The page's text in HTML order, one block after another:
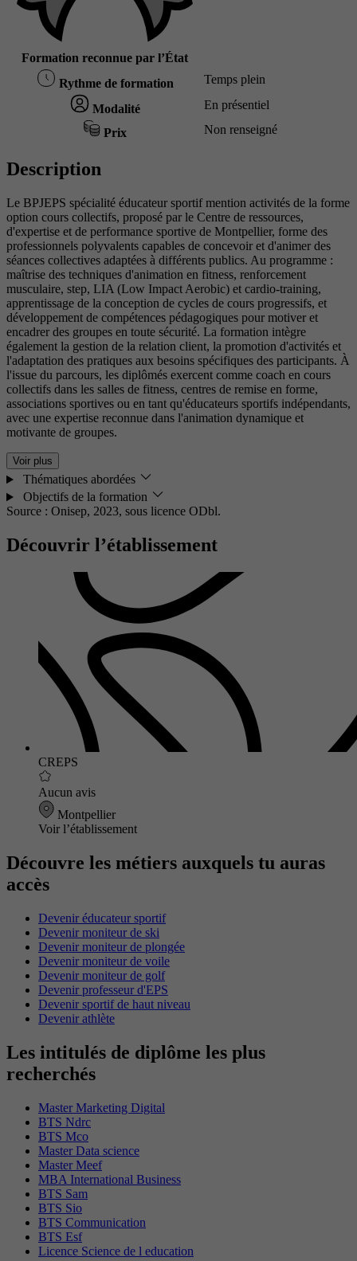
Formation reconnue par l’État
Rythme de formation Temps plein
Modalité En présentiel
Prix Non renseigné
Description
Le BPJEPS spécialité éducateur sportif mention activités de la forme
option cours collectifs, proposé par le Centre de ressources,
d'expertise et de performance sportive de Montpellier, forme des
professionnels polyvalents capables de concevoir et d'animer des
séances collectives adaptées à différents publics. Au programme :
maîtrise des techniques d'animation en fitness, renforcement
musculaire, step, LIA (Low Impact Aerobic) et cardio-training,
apprentissage de la conception de cycles de cours progressifs, et
développement de compétences pédagogiques pour motiver et
encadrer des groupes en toute sécurité. La formation intègre
également la gestion de la relation client, la promotion d'activités et
l'adaptation des pratiques aux besoins spécifiques des participants. À
l'issue du parcours, les diplômés exercent comme coach en cours
collectifs dans les salles de fitness, centres de remise en forme,
associations sportives ou en tant qu'éducateurs sportifs indépendants,
avec une expertise reconnue dans l'animation dynamique et
motivante de groupes.
Voir plus
Thématiques abordées
Objectifs de la formation
Source : Onisep, 2023, sous licence ODbl.
Découvrir l’établissement
CREPS
Aucun avis
Montpellier
Voir l’établissement
Découvre les métiers auxquels tu auras
accès
Devenir éducateur sportif
Devenir moniteur de ski
Devenir moniteur de plongée
Devenir moniteur de voile
Devenir moniteur de golf
Devenir professeur d'EPS
Devenir sportif de haut niveau
Devenir athlète
Les intitulés de diplôme les plus
recherchés
Master Marketing Digital
BTS Ndrc
BTS Mco
Master Data science
Master Meef
MBA International Business
BTS Sam
BTS Sio
BTS Communication
BTS Esf
Licence Science de l education